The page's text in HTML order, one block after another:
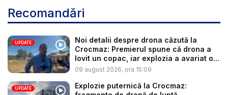
Recomandări
UPDATE
Noi detalii despre drona căzută la
Crocmaz: Premierul spune că drona a
lovit un copac, iar explozia a avariat o...
09 august 2026, ora 15:09
UPDATE
Explozie puternică la Crocmaz: